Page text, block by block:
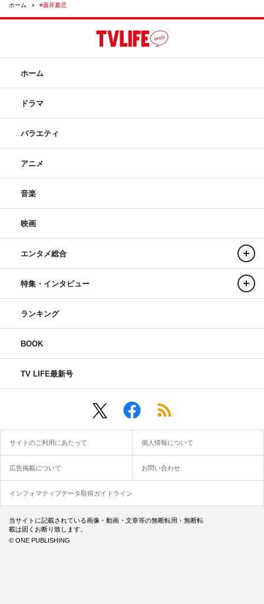
ホーム #藤井夏恋
ホーム
ドラマ
バラエティ
アニメ
音楽
映画
エンタメ総合
特集・インタビュー
ランキング
BOOK
TV LIFE最新号
サイトのご利用にあたって 個人情報について
広告掲載について お問い合わせ
インフォマティブデータ取得ガイドライン
当サイトに記載されている画像・動画・文章等の無断転用・無断転
載は固くお断り致します。
© ONE PUBLISHING